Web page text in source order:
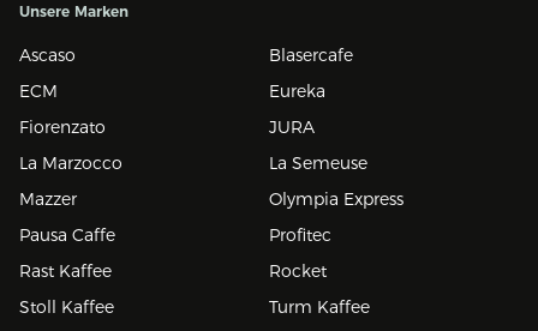
Unsere Marken
Ascaso
Blasercafe
ECM
Eureka
Fiorenzato
JURA
La Marzocco
La Semeuse
Mazzer
Olympia Express
Pausa Caffe
Profitec
Rast Kaffee
Rocket
Stoll Kaffee
Turm Kaffee